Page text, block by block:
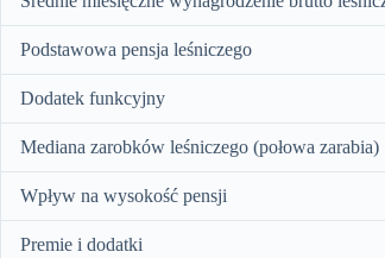
Podstawowa pensja leśniczego
Dodatek funkcyjny
Mediana zarobków leśniczego (połowa zarabia)
Wpływ na wysokość pensji
Premie i dodatki